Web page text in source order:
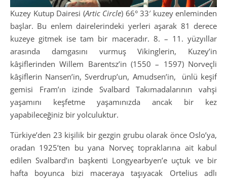
Kuzey Kutup Dairesi (Artic Circle) 66° 33′ kuzey enleminden
başlar. Bu enlem dairelerindeki yerleri aşarak 81 derece
kuzeye gitmek ise tam bir maceradır. 8. – 11. yüzyıllar
arasında damgasını vurmuş Vikinglerin, Kuzey’in
kâşiflerinden Willem Barentsz’in (1550 – 1597) Norveçli
kâşiflerin Nansen’in, Sverdrup’un, Amudsen’in, ünlü keşif
gemisi Fram’ın izinde Svalbard Takımadalarının vahşi
yaşamını keşfetme yaşamınızda ancak bir kez
yapabileceğiniz bir yolculuktur.
Türkiye’den 23 kişilik bir gezgin grubu olarak önce Oslo’ya,
oradan 1925’ten bu yana Norveç topraklarına ait kabul
edilen Svalbard’ın başkenti Longyearbyen’e uçtuk ve bir
hafta boyunca bizi maceraya taşıyacak Ortelius adlı